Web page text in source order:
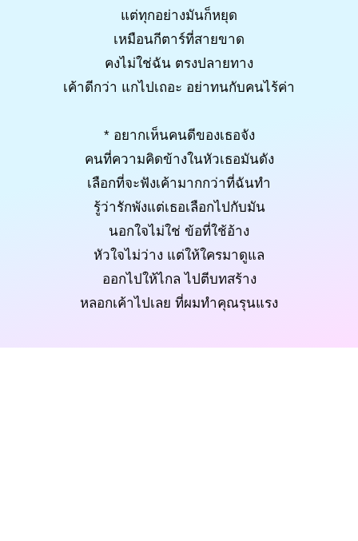
แต่ทุกอย่างมันก็หยุด
เหมือนกีตาร์ที่สายขาด
คงไม่ใช่ฉัน ตรงปลายทาง
เค้าดีกว่า แกไปเถอะ อย่าทนกับคนไร้ค่า
* อยากเห็นคนดีของเธอจัง
คนที่ความคิดข้างในหัวเธอมันดัง
เลือกที่จะฟังเค้ามากกว่าที่ฉันทำ
รู้ว่ารักพังแต่เธอเลือกไปกับมัน
นอกใจไม่ใช่ ข้อที่ใช้อ้าง
หัวใจไม่ว่าง แต่ให้ใครมาดูแล
ออกไปให้ไกล ไปตีบทสร้าง
หลอกเค้าไปเลย ที่ผมทำคุณรุนแรง